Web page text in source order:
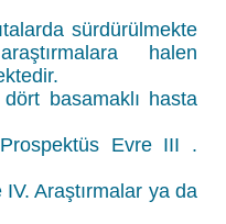
sürdürülmekte
halen
basamaklı hasta
Prospektüs Evre III .
IV. Araştırmalar ya da